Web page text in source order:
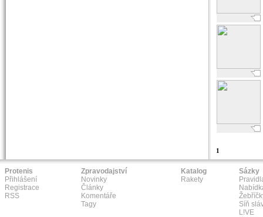
1
Protenis
Přihlášení
Registrace
RSS
Zpravodajství
Novinky
Články
Komentáře
Tagy
Katalog
Rakety
Sázky
Síň
L!VE